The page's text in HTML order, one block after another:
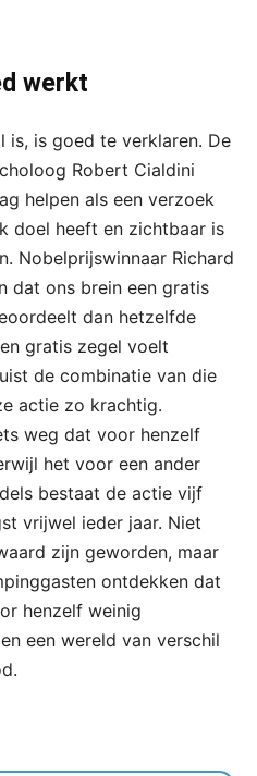
werkt
is, is goed te verklaren. De
Robert Cialdini
helpen als een verzoek
doel heeft en zichtbaar is
Nobelprijswinnaar Richard
dat ons brein een gratis
dan hetzelfde
gratis zegel voelt
de combinatie van die
actie zo krachtig.
weg dat voor henzelf
het voor een ander
bestaat de actie vijf
vrijwel ieder jaar. Niet
zijn geworden, maar
ontdekken dat
henzelf weinig
een wereld van verschil